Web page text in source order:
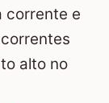
corrente e
alto no